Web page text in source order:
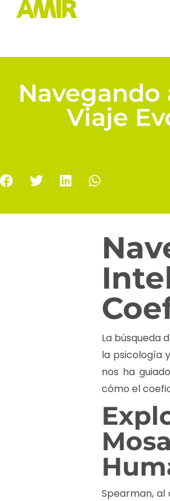
Navegando
Viaje
La búsqueda
la psicología
nos ha
cómo el
Spearman,